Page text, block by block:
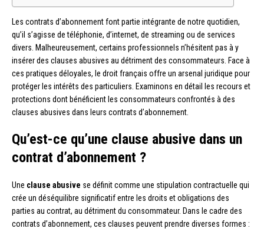
Les contrats d’abonnement font partie intégrante de notre quotidien,
qu’il s’agisse de téléphonie, d’internet, de streaming ou de services
divers. Malheureusement, certains professionnels n’hésitent pas à y
insérer des clauses abusives au détriment des consommateurs. Face à
ces pratiques déloyales, le droit français offre un arsenal juridique pour
protéger les intérêts des particuliers. Examinons en détail les recours et
protections dont bénéficient les consommateurs confrontés à des
clauses abusives dans leurs contrats d’abonnement.
Qu’est-ce qu’une clause abusive dans un
contrat d’abonnement ?
Une clause abusive se définit comme une stipulation contractuelle qui
crée un déséquilibre significatif entre les droits et obligations des
parties au contrat, au détriment du consommateur. Dans le cadre des
contrats d’abonnement, ces clauses peuvent prendre diverses formes :